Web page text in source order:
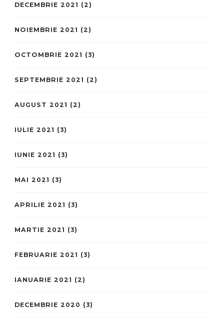
DECEMBRIE 2021 (2)
NOIEMBRIE 2021 (2)
OCTOMBRIE 2021 (3)
SEPTEMBRIE 2021 (2)
AUGUST 2021 (2)
IULIE 2021 (3)
IUNIE 2021 (3)
MAI 2021 (3)
APRILIE 2021 (3)
MARTIE 2021 (3)
FEBRUARIE 2021 (3)
IANUARIE 2021 (2)
DECEMBRIE 2020 (3)